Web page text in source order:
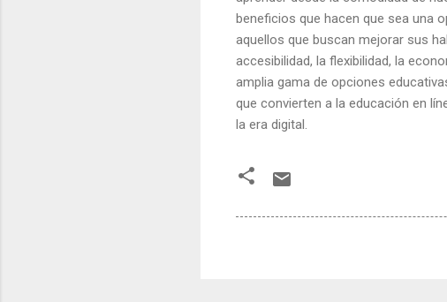
beneficios que hacen que sea una
aquellos que buscan mejorar sus
accesibilidad, la flexibilidad, la
amplia gama de opciones
que convierten a la educación en
la era digital.